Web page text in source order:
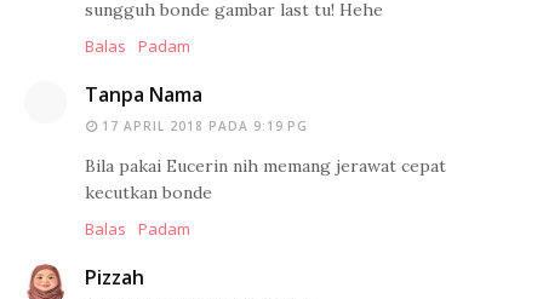
sungguh bonde gambar last tu! Hehe
Balas
Padam
Tanpa Nama
17 APRIL 2018 PADA 9:19 PG
Bila pakai Eucerin nih memang jerawat cepat
kecutkan bonde
Balas
Padam
Pizzah